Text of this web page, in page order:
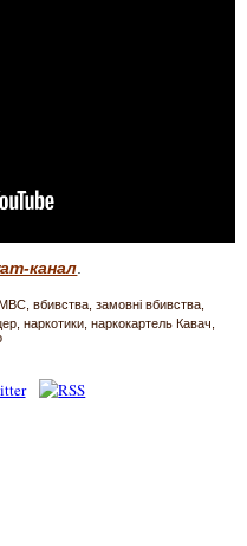
канал.
МВС вбивства замовні вбивства
наркотики наркокартель Кавач